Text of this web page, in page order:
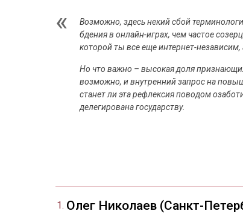
Возможно, здесь некий сбой
бдения в онлайн-играх, чем частое
которой ты все еще интернет-независим,
Но что важно – высокая доля
возможно, и внутренний запрос на
станет ли эта рефлексия поводом
делегирована государству.
Олег Николаев (Санкт-